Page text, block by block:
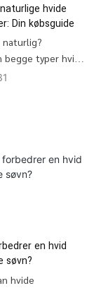
hvide
Din købsguide
begge typer hvid
side om side for
en hvid
søvn?
hvide